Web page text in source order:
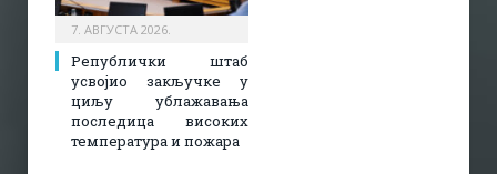
7. АВГУСТА 2026.
Републички штаб
усвојио закључке у
циљу ублажавања
последица високих
температура и пожара​